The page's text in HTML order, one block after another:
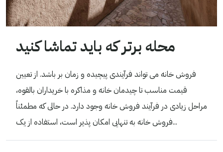
محله برتر که باید تماشا کنید
فروش خانه می تواند فرآیندی پیچیده و زمان بر باشد. از تعیین
قیمت مناسب تا چیدمان خانه و مذاکره با خریداران بالقوه،
مراحل زیادی در فرآیند فروش خانه وجود دارد. در حالی که مطمئناً
فروش خانه به تنهایی امکان پذیر است، استفاده از یک...